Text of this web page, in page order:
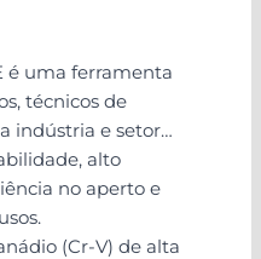
é uma ferramenta
técnicos de
indústria e setor
alto
no aperto e
(Cr-V) de alta